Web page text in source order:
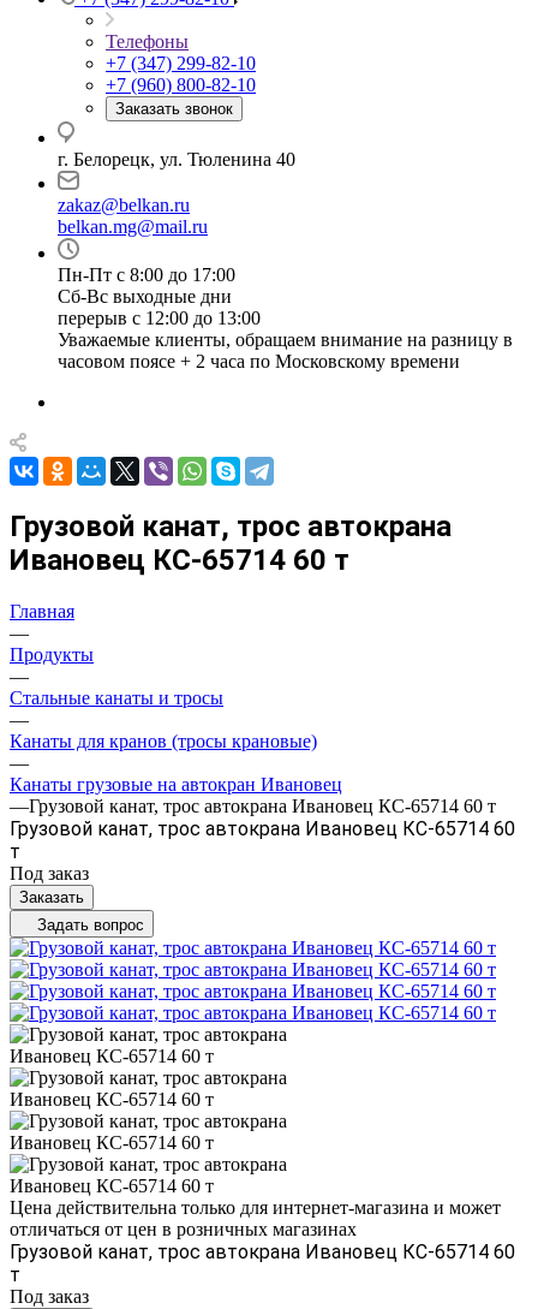
Телефоны
+7 (347) 299-82-10
+7 (960) 800-82-10
Заказать звонок
г. Белорецк, ул. Тюленина 40
zakaz@belkan.ru
belkan.mg@mail.ru
Пн-Пт с 8:00 до 17:00
Сб-Вс выходные дни
перерыв с 12:00 до 13:00
Уважаемые клиенты, обращаем внимание на разницу в
часовом поясе + 2 часа по Московскому времени
Грузовой канат, трос автокрана
Ивановец КС-65714 60 т
Главная
—
Продукты
—
Стальные канаты и тросы
—
Канаты для кранов (тросы крановые)
—
Канаты грузовые на автокран Ивановец
—Грузовой канат, трос автокрана Ивановец КС-65714 60 т
Грузовой канат, трос автокрана Ивановец КС-65714 60
т
Под заказ
Заказать
Задать вопрос
Цена действительна только для интернет-магазина и может
отличаться от цен в розничных магазинах
Грузовой канат, трос автокрана Ивановец КС-65714 60
т
Под заказ